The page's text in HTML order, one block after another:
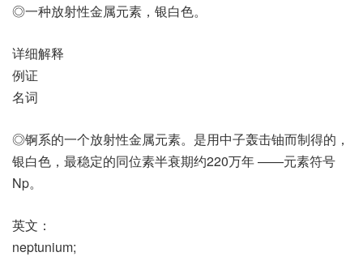
◎一种放射性金属元素，银白色。
详细解释
例证
名词
◎锕系的一个放射性金属元素。是用中子轰击铀而制得的，
银白色，最稳定的同位素半衰期约220万年 ——元素符号
Np。
英文：
neptunium;